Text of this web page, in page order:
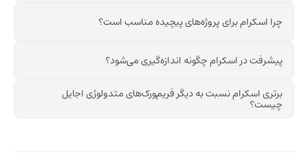
چرا اسکرام برای پروژه‌های پیچیده مناسب است؟
پیشرفت در اسکرام چگونه اندازه‌گیری می‌شود؟
برتری اسکرام نسبت به دیگر فریم‌‍ورک‌های متدولوژی اجایل
چیست؟